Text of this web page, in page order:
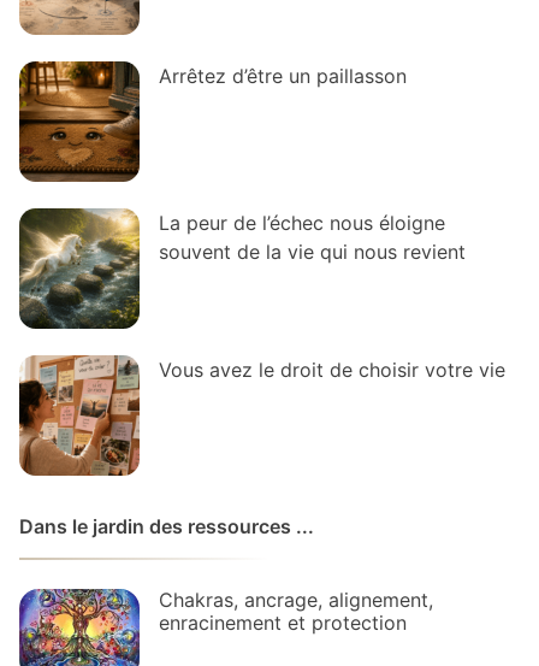
Arrêtez d’être un paillasson
La peur de l’échec nous éloigne
souvent de la vie qui nous revient
Vous avez le droit de choisir votre vie
Dans le jardin des ressources ...
Chakras, ancrage, alignement,
enracinement et protection